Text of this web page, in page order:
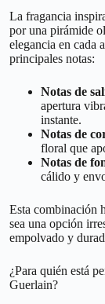
La fragancia
por una pirámide
elegancia en cada
principales notas:
Notas de
apertura
instante.
Notas de
floral que
Notas de
cálido y
Esta combinación
sea una opción
empolvado y
¿Para quién está
Guerlain?